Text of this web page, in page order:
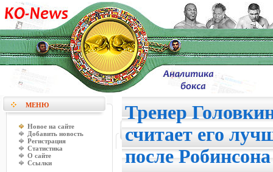
МЕНЮ
Новое на сайте
Добавить новость
Регистрация
Статистика
О сайте
Ссылки
Тренер
считает его
после